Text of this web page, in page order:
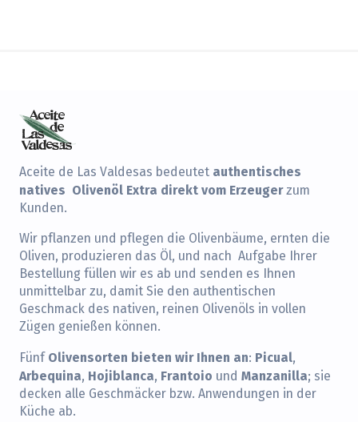
Aceite de Las Valdesas bedeutet authentisches
natives Olivenöl Extra direkt vom Erzeugerzum
Kunden.
Wir pflanzen und pflegen die Olivenbäume, ernten die
Oliven, produzieren das Öl, und nach Aufgabe Ihrer
Bestellung füllen wir es ab und senden es Ihnen
unmittelbar zu, damit Sie den authentischen
Geschmack des nativen, reinen Olivenöls in vollen
Zügen genießen können.
FünfOlivensorten bieten wir Ihnen an: Picual,
Arbequina, Hojiblanca, Frantoio und Manzanilla; sie
decken alle Geschmäcker bzw. Anwendungen in der
Küche ab.